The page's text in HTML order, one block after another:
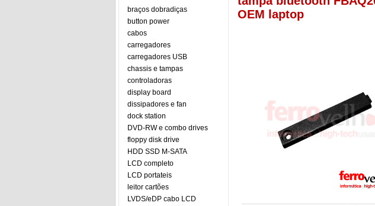
braços dobradiças
button power
cabos
carregadores
carregadores USB
chassis e tampas
controladoras
display board
dissipadores e fan
dock station
DVD-RW e combo drives
floppy disk drive
HDD SSD M-SATA
LCD completo
LCD portateis
leitor cartões
LVDS/eDP cabo LCD
OEM laptop